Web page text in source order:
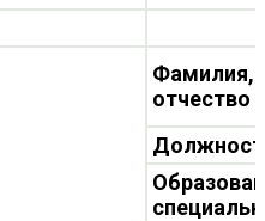
Фамилия,
отчество